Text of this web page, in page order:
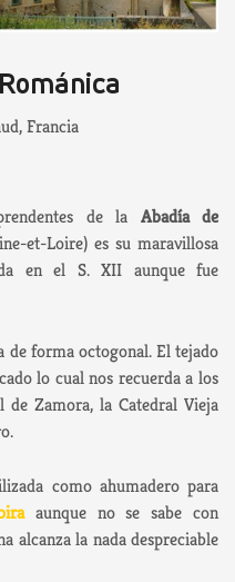
Francia
de la Abadía de
et-Loire) es su maravillosa
en el S. XII aunque fue
de forma octogonal. El tejado
lo cual nos recuerda a los
Zamora, la Catedral Vieja
como ahumadero para
aunque no se sabe con
alcanza la nada despreciable